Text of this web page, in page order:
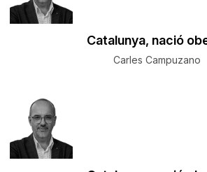
Catalunya, nació
Carles Campuzano